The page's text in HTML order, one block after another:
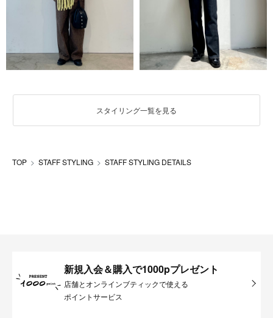
スタイリング一覧を見る
TOP STAFF STYLING STAFF STYLING DETAILS
新規入会＆購入で1000pプレゼント
店舗とオンラインブティックで使える
ポイントサービス